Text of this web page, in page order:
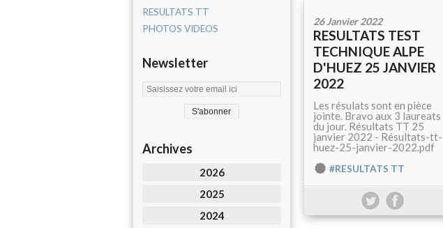
RESULTATS TT
PHOTOS VIDEOS
Newsletter
Archives
2026
2025
2024
26 Janvier 2022
RESULTATS TEST
TECHNIQUE ALPE
D'HUEZ 25 JANVIER
2022
Les résulats sont en pièce
jointe. Bravo aux 3 laureats
du jour. Résultats TT 25
janvier 2022 - Résultats-tt-
huez-25-janvier-2022.pdf
#RESULTATS TT